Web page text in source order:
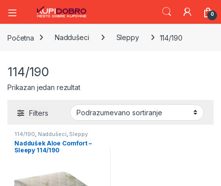
0
Početna Naddušeci Sleppy 114/190
114/190
Prikazan jedan rezultat
Filters
114/190, Naddušeci, Sleppy
Naddušek Aloe Comfort –
Sleepy 114/190